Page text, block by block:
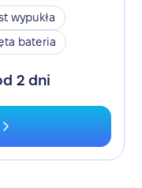
wypukła
bateria
2 dni